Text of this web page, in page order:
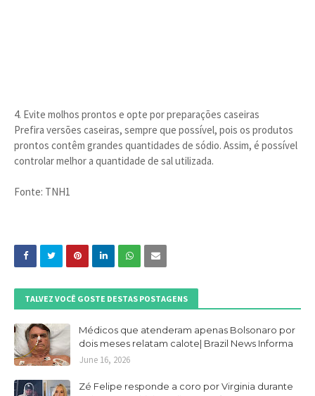
4. Evite molhos prontos e opte por preparações caseiras
Prefira versões caseiras, sempre que possível, pois os produtos
prontos contêm grandes quantidades de sódio. Assim, é possível
controlar melhor a quantidade de sal utilizada.
Fonte: TNH1
TALVEZ VOCÊ GOSTE DESTAS POSTAGENS
Médicos que atenderam apenas Bolsonaro por
dois meses relatam calote| Brazil News Informa
June 16, 2026
Zé Felipe responde a coro por Virginia durante